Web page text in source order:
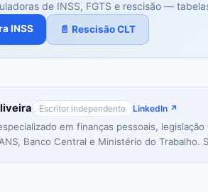
de INSS, FGTS e rescisão —
INSS 📄 Rescisão CLT
Escritor independente LinkedIn ↗
em finanças pessoais,
Banco Central e Ministério do Trabalho.